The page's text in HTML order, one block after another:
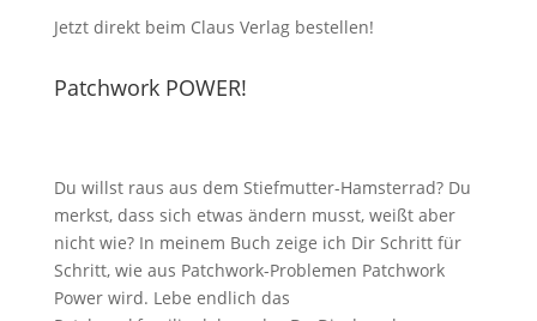
Jetzt direkt beim Claus Verlag bestellen!
Patchwork POWER!
Du willst raus aus dem Stiefmutter-Hamsterrad? Du
merkst, dass sich etwas ändern musst, weißt aber
nicht wie? In meinem Buch zeige ich Dir Schritt für
Schritt, wie aus Patchwork-Problemen Patchwork
Power wird. Lebe endlich das